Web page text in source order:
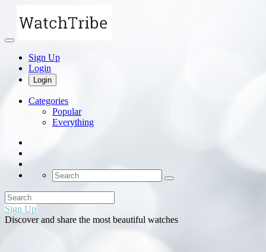
Sign Up
Login
Login
Categories
Popular
Everything
Sign Up
Discover and share the most beautiful watches